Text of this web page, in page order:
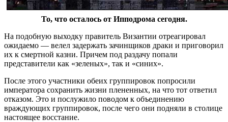
То, что осталось от Ипподрома сегодня.
На подобную выходку правитель Византии отреагировал
ожидаемо — велел задержать зачинщиков драки и приговорил
их к смертной казни. Причем под раздачу попали
представители как «зеленых», так и «синих».
После этого участники обеих группировок попросили
императора сохранить жизни плененных, на что тот ответил
отказом. Это и послужило поводом к объединению
враждующих группировок, после чего они подняли в столице
настоящее восстание.